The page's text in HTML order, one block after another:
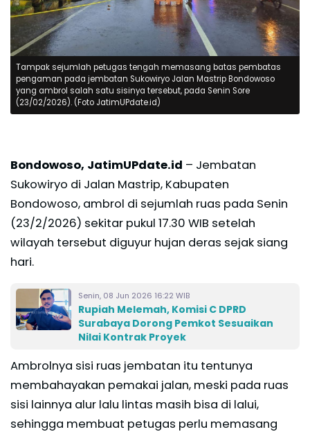
Tampak sejumlah petugas tengah memasang batas pembatas
pengaman pada jembatan Sukowiryo Jalan Mastrip Bondowoso
yang ambrol salah satu sisinya tersebut, pada Senin Sore
(23/02/2026). (Foto JatimUPdate.id)
Bondowoso, JatimUPdate.id – Jembatan
Sukowiryo di Jalan Mastrip, Kabupaten
Bondowoso, ambrol di sejumlah ruas pada Senin
(23/2/2026) sekitar pukul 17.30 WIB setelah
wilayah tersebut diguyur hujan deras sejak siang
hari.
Senin, 08 Jun 2026 16:22 WIB
Rupiah Melemah, Komisi C DPRD
Surabaya Dorong Pemkot Sesuaikan
Nilai Kontrak Proyek
Ambrolnya sisi ruas jembatan itu tentunya
membahayakan pemakai jalan, meski pada ruas
sisi lainnya alur lalu lintas masih bisa di lalui,
sehingga membuat petugas perlu memasang